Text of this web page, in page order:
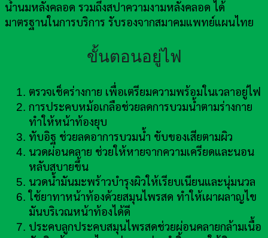
น้ำนมหลังคลอด รวมถึงสปาความงามหลังคลอด ได้
มาตรฐานในการบริการ รับรองจากสมาคมแพทย์แผนไทย
ขั้นตอนอยู่ไฟ
ตรวจเช็คร่างกาย เพื่อเตรียมความพร้อมในเวลาอยู่ไฟ
การประคบหม้อเกลือช่วยลดการบวมน้ำตามร่างกาย
ทำให้หน้าท้องยุบ
ทับอิฐ ช่วยลดอาการบวมน้ำ ขับของเสียตามผิว
นวดผ่อนคลาย ช่วยให้หายจากความเครียดและนอน
หลับสบายขึ้น
นวดน้ำมันมะพร้าวบำรุงผิวให้เรียบเนียนและนุ่มนวล
ใช้ยาทาหน้าท้องด้วยสมุนไพรสด ทำให้เผาผลาญไข
มันบริเวณหน้าท้องได้ดี
ประคบลูกประคบสมุนไพรสดช่วยผ่อนคลายกล้ามเนื้อ